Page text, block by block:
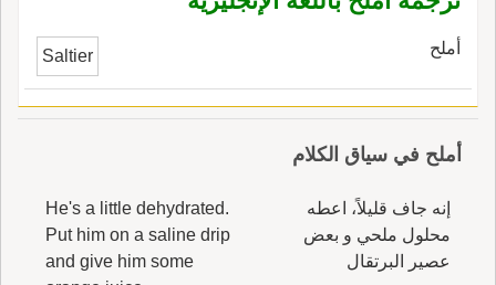
أملح Saltier
أملح في سياق الكلام
إنه جاف قليلاً، اعطه
محلول ملحي و بعض
عصير البرتقال
He's a little dehydrated.
Put him on a saline drip
and give him some